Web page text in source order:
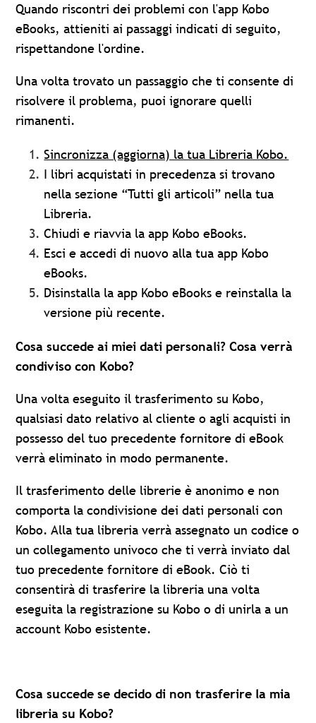
Quando riscontri dei problemi con l'app Kobo
eBooks, attieniti ai passaggi indicati di seguito,
rispettandone l'ordine.
Una volta trovato un passaggio che ti consente di
risolvere il problema, puoi ignorare quelli
rimanenti.
Sincronizza (aggiorna) la tua Libreria Kobo.
I libri acquistati in precedenza si trovano
nella sezione “Tutti gli articoli” nella tua
Libreria.
Chiudi e riavvia la app Kobo eBooks.
Esci e accedi di nuovo alla tua app Kobo
eBooks.
Disinstalla la app Kobo eBooks e reinstalla la
versione più recente.
Cosa succede ai miei dati personali? Cosa verrà
condiviso con Kobo?
Una volta eseguito il trasferimento su Kobo,
qualsiasi dato relativo al cliente o agli acquisti in
possesso del tuo precedente fornitore di eBook
verrà eliminato in modo permanente.
Il trasferimento delle librerie è anonimo e non
comporta la condivisione dei dati personali con
Kobo. Alla tua libreria verrà assegnato un codice o
un collegamento univoco che ti verrà inviato dal
tuo precedente fornitore di eBook. Ciò ti
consentirà di trasferire la libreria una volta
eseguita la registrazione su Kobo o di unirla a un
account Kobo esistente.
Cosa succede se decido di non trasferire la mia
libreria su Kobo?